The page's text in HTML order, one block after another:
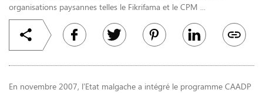
organisations paysannes telles le Fikrifama et le CPM ...
En novembre 2007, l’Etat malgache a intégré le programme CAADP